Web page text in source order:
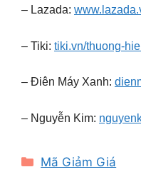
– Lazada:
– Tiki: tiki.vn/thuong-
– Điên Máy Xanh:
– Nguyễn Kim:
Categories
Mã Giảm Giá